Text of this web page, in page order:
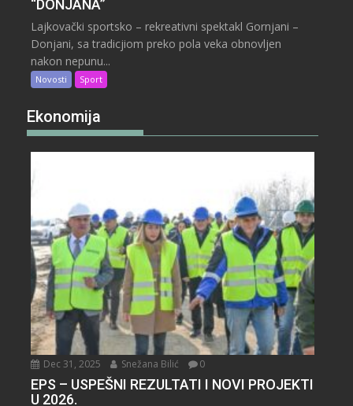
“DONJANA”
Lajkovački sportsko – rekreativni spektakl Gornjani –
Donjani, sa tradicjiom preko pola veka obnovljen
nakon nepunu...
Novosti Sport
Ekonomija
Dec 31, 2025 Snežana Bilić 0
EPS – USPEŠNI REZULTATI I NOVI PROJEKTI
U 2026.